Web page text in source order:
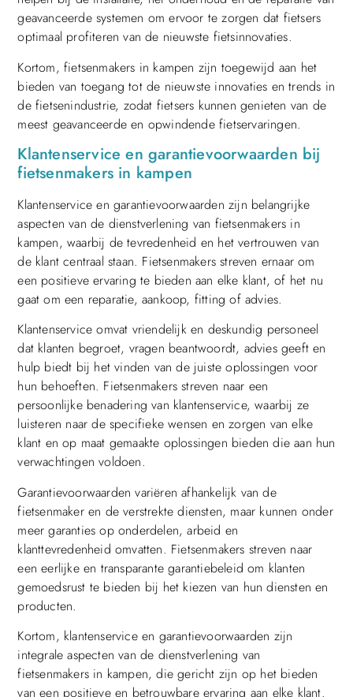
geavanceerde systemen om ervoor te zorgen dat fietsers
optimaal profiteren van de nieuwste fietsinnovaties.
Kortom, fietsenmakers in kampen zijn toegewijd aan het
bieden van toegang tot de nieuwste innovaties en trends in
de fietsenindustrie, zodat fietsers kunnen genieten van de
meest geavanceerde en opwindende fietservaringen.
Klantenservice en garantievoorwaarden bij
fietsenmakers in kampen
Klantenservice en garantievoorwaarden zijn belangrijke
aspecten van de dienstverlening van fietsenmakers in
kampen, waarbij de tevredenheid en het vertrouwen van
de klant centraal staan. Fietsenmakers streven ernaar om
een positieve ervaring te bieden aan elke klant, of het nu
gaat om een reparatie, aankoop, fitting of advies.
Klantenservice omvat vriendelijk en deskundig personeel
dat klanten begroet, vragen beantwoordt, advies geeft en
hulp biedt bij het vinden van de juiste oplossingen voor
hun behoeften. Fietsenmakers streven naar een
persoonlijke benadering van klantenservice, waarbij ze
luisteren naar de specifieke wensen en zorgen van elke
klant en op maat gemaakte oplossingen bieden die aan hun
verwachtingen voldoen.
Garantievoorwaarden variëren afhankelijk van de
fietsenmaker en de verstrekte diensten, maar kunnen onder
meer garanties op onderdelen, arbeid en
klanttevredenheid omvatten. Fietsenmakers streven naar
een eerlijke en transparante garantiebeleid om klanten
gemoedsrust te bieden bij het kiezen van hun diensten en
producten.
Kortom, klantenservice en garantievoorwaarden zijn
integrale aspecten van de dienstverlening van
fietsenmakers in kampen, die gericht zijn op het bieden
van een positieve en betrouwbare ervaring aan elke klant.